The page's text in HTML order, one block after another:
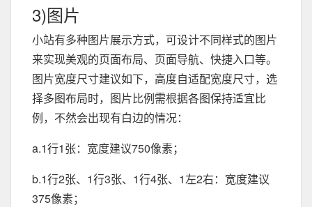
3)图片
小站有多种图片展示方式，可设计不同样式的图片
来实现美观的页面布局、页面导航、快捷入口等。
图片宽度尺寸建议如下，高度自适配宽度尺寸，选
择多图布局时，图片比例需根据各图保持适宜比
例，不然会出现有白边的情况：
a.1行1张：宽度建议750像素；
b.1行2张、1行3张、1行4张、1左2右：宽度建议
375像素；